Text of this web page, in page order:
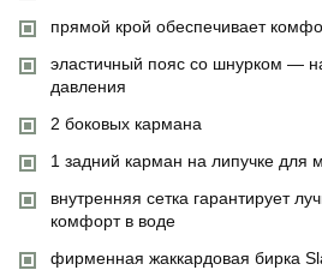
прямой крой обеспечивает
эластичный пояс со шнурком —
давления
2 боковых кармана
1 задний карман на липучке для
внутренняя сетка гарантирует
комфорт в воде
фирменная жаккардовая бирка